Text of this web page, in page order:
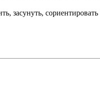
засунуть,